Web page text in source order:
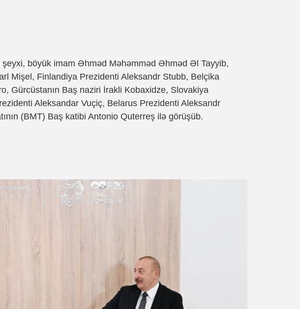
böyük imam Əhməd Məhəmməd Əhməd Əl Tayyib,
Mişel, Finlandiya Prezidenti Aleksandr Stubb, Belçika
Gürcüstanın Baş naziri İrakli Kobaxidze, Slovakiya
Aleksandar Vuçiç, Belarus Prezidenti Aleksandr
(BMT) Baş katibi Antonio Quterreş ilə görüşüb.